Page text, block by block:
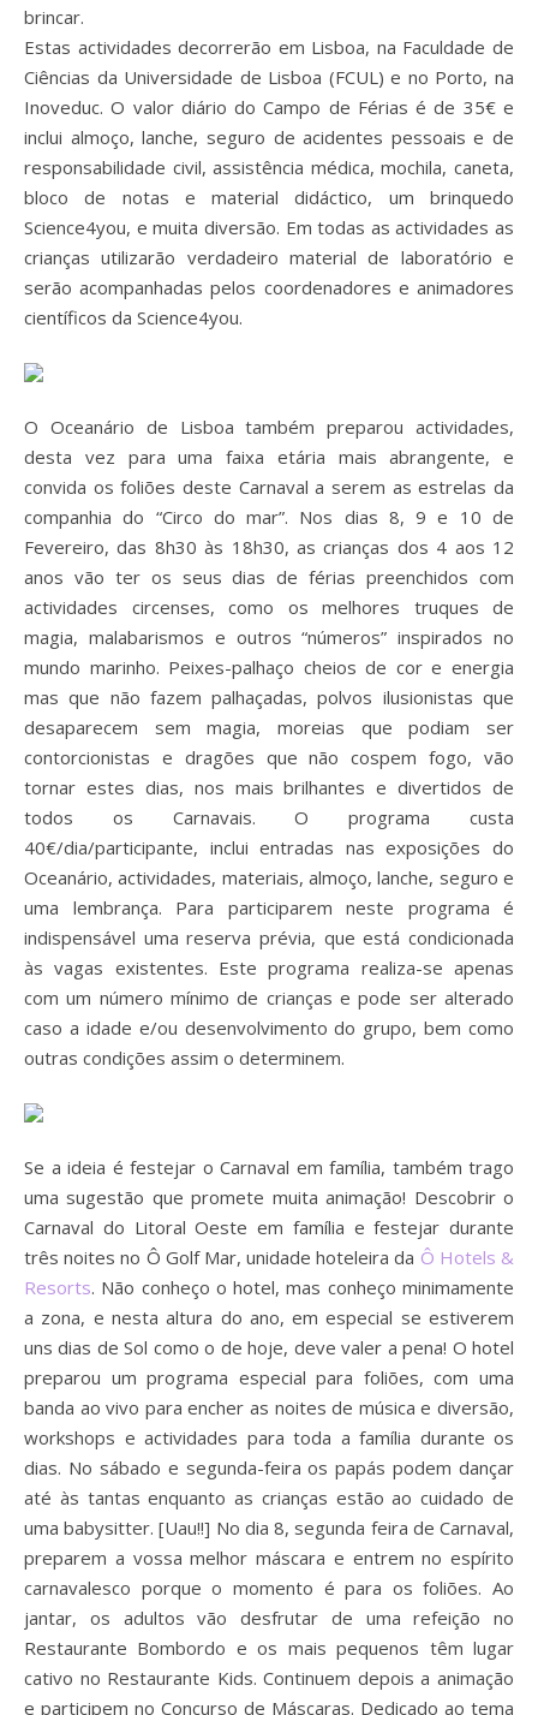
brincar.
Estas actividades decorrerão em Lisboa, na Faculdade de
Ciências da Universidade de Lisboa (FCUL) e no Porto, na
Inoveduc. O valor diário do Campo de Férias é de 35€ e
inclui almoço, lanche, seguro de acidentes pessoais e de
responsabilidade civil, assistência médica, mochila, caneta,
bloco de notas e material didáctico, um brinquedo
Science4you, e muita diversão. Em todas as actividades as
crianças utilizarão verdadeiro material de laboratório e
serão acompanhadas pelos coordenadores e animadores
científicos da Science4you.
O Oceanário de Lisboa também preparou actividades,
desta vez para uma faixa etária mais abrangente, e
convida os foliões deste Carnaval a serem as estrelas da
companhia do “Circo do mar”. Nos dias 8, 9 e 10 de
Fevereiro, das 8h30 às 18h30, as crianças dos 4 aos 12
anos vão ter os seus dias de férias preenchidos com
actividades circenses, como os melhores truques de
magia, malabarismos e outros “números” inspirados no
mundo marinho. Peixes-palhaço cheios de cor e energia
mas que não fazem palhaçadas, polvos ilusionistas que
desaparecem sem magia, moreias que podiam ser
contorcionistas e dragões que não cospem fogo, vão
tornar estes dias, nos mais brilhantes e divertidos de
todos os Carnavais. O programa custa
40€/dia/participante, inclui entradas nas exposições do
Oceanário, actividades, materiais, almoço, lanche, seguro e
uma lembrança. Para participarem neste programa é
indispensável uma reserva prévia, que está condicionada
às vagas existentes. Este programa realiza-se apenas
com um número mínimo de crianças e pode ser alterado
caso a idade e/ou desenvolvimento do grupo, bem como
outras condições assim o determinem.
Se a ideia é festejar o Carnaval em família, também trago
uma sugestão que promete muita animação! Descobrir o
Carnaval do Litoral Oeste em família e festejar durante
três noites no Ô Golf Mar, unidade hoteleira da Ô Hotels &
Resorts. Não conheço o hotel, mas conheço minimamente
a zona, e nesta altura do ano, em especial se estiverem
uns dias de Sol como o de hoje, deve valer a pena! O hotel
preparou um programa especial para foliões, com uma
banda ao vivo para encher as noites de música e diversão,
workshops e actividades para toda a família durante os
dias. No sábado e segunda-feira os papás podem dançar
até às tantas enquanto as crianças estão ao cuidado de
uma babysitter. [Uau!!] No dia 8, segunda feira de Carnaval,
preparem a vossa melhor máscara e entrem no espírito
carnavalesco porque o momento é para os foliões. Ao
jantar, os adultos vão desfrutar de uma refeição no
Restaurante Bombordo e os mais pequenos têm lugar
cativo no Restaurante Kids. Continuem depois a animação
e participem no Concurso de Máscaras. Dedicado ao tema